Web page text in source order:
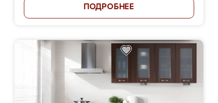
ПОДРОБНЕЕ